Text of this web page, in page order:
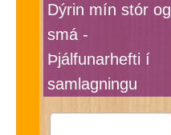
Dýrin mín stór og
smá -
Þjálfunarhefti í
samlagningu